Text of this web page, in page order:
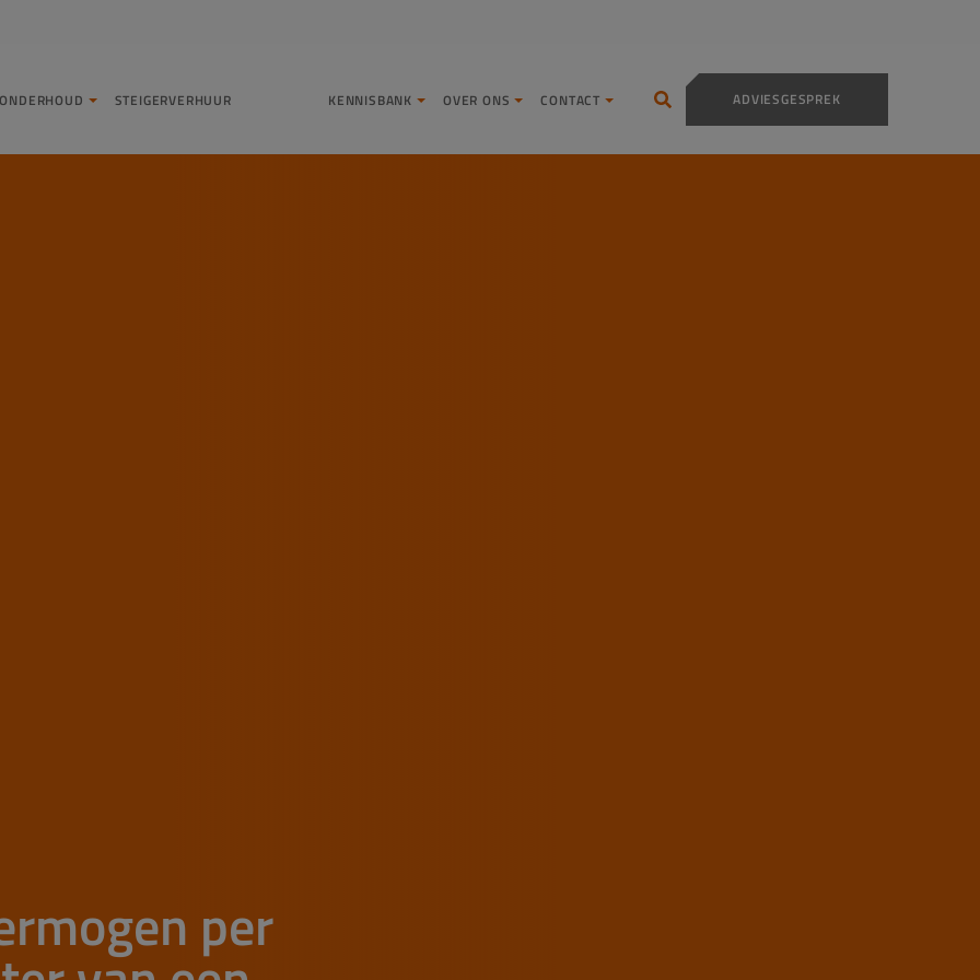
ADVIESGESPREK
STEIGERVERHUUR KENNISBANK OVER ONS CONTACT
per